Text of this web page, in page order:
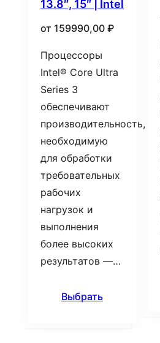
13.8″, 15″ | Intel
от 159990,00 ₽
Процессоры
Intel® Core Ultra
Series 3
обеспечивают
производительность,
необходимую
для обработки
требовательных
рабочих
нагрузок и
выполнения
более высоких
результатов —…
Выбрать